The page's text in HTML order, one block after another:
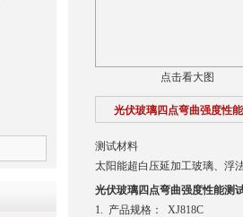
点击看大图
光伏玻璃四点弯曲强度性
测试材料
太阳能超白压延加工玻璃、浮
光伏玻璃四点弯曲强度性能测
1. 产品规格： XJ818C